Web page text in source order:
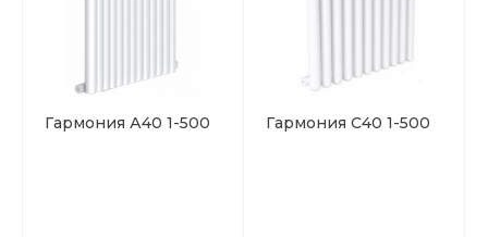
Гармония А40 1-500 Гармония С40 1-500